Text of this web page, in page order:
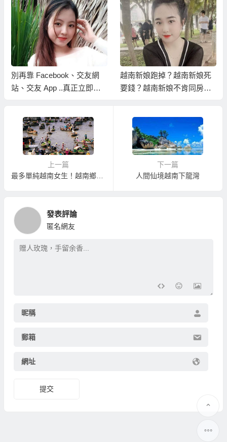
別再靠 Facebook、交友網
站、交友 App ..真正立即擁
越南新娘跑掉？越南新娘死
要錢？越南新娘不肯同房？
上一篇
最多單純越南女生！越南鄉下新娘的越南後江省！
下一篇
人間仙境越南下龍灣
發表評論
匿名網友
昵稱
郵箱
網址
提交